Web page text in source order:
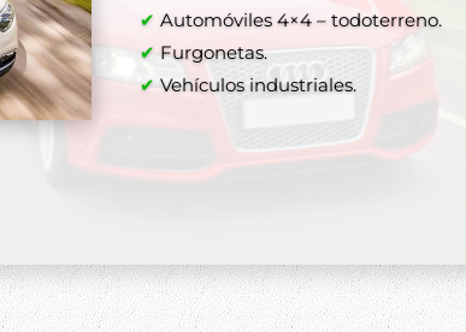
✔ Automóviles 4×4 – todoterreno.
✔ Furgonetas.
✔ Vehículos industriales.
Comprar alternadores y arranques
✔
✔
✔